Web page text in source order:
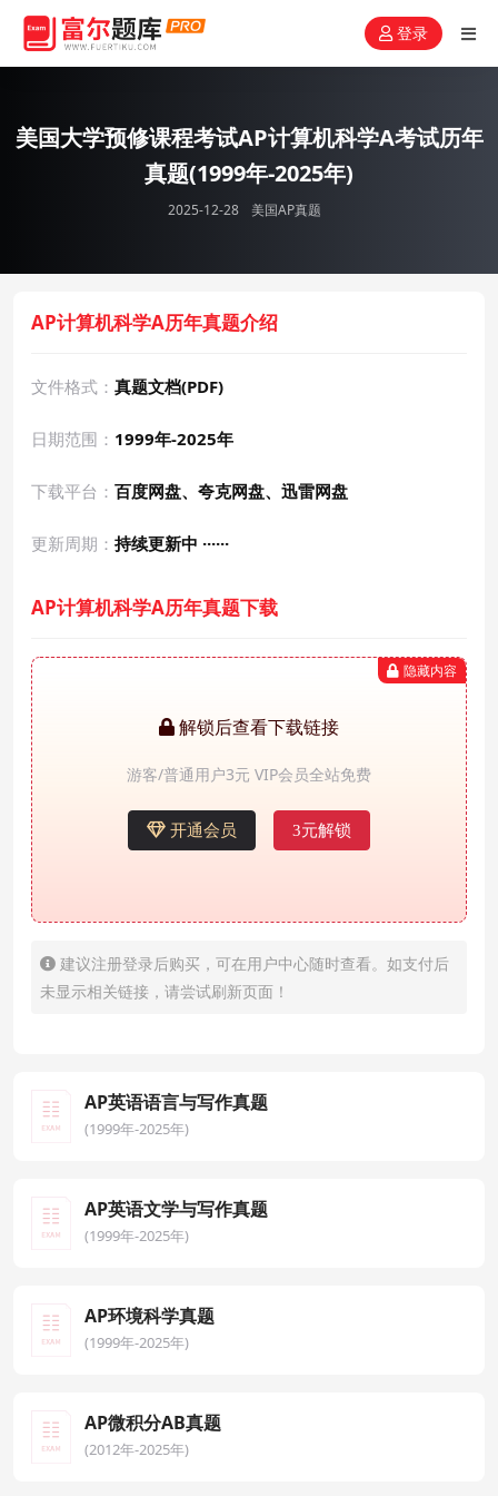
登录
美国大学预修课程考试AP计算机科学A考试历年
真题(1999年-2025年)
2025-12-28 美国AP真题
AP计算机科学A历年真题介绍
文件格式： 真题文档(PDF)
日期范围： 1999年-2025年
下载平台： 百度网盘、夸克网盘、迅雷网盘
更新周期： 持续更新中 ······
AP计算机科学A历年真题下载
隐藏内容
解锁后查看下载链接
游客/普通用户3元 VIP会员全站免费
开通会员 3元解锁
建议注册登录后购买，可在用户中心随时查看。如支付后
未显示相关链接，请尝试刷新页面！
AP英语语言与写作真题
(1999年-2025年)
AP英语文学与写作真题
(1999年-2025年)
AP环境科学真题
(1999年-2025年)
AP微积分AB真题
(2012年-2025年)